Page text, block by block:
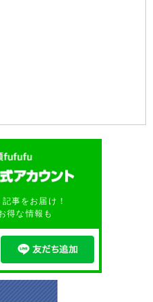
事をお届け！
得な情報も